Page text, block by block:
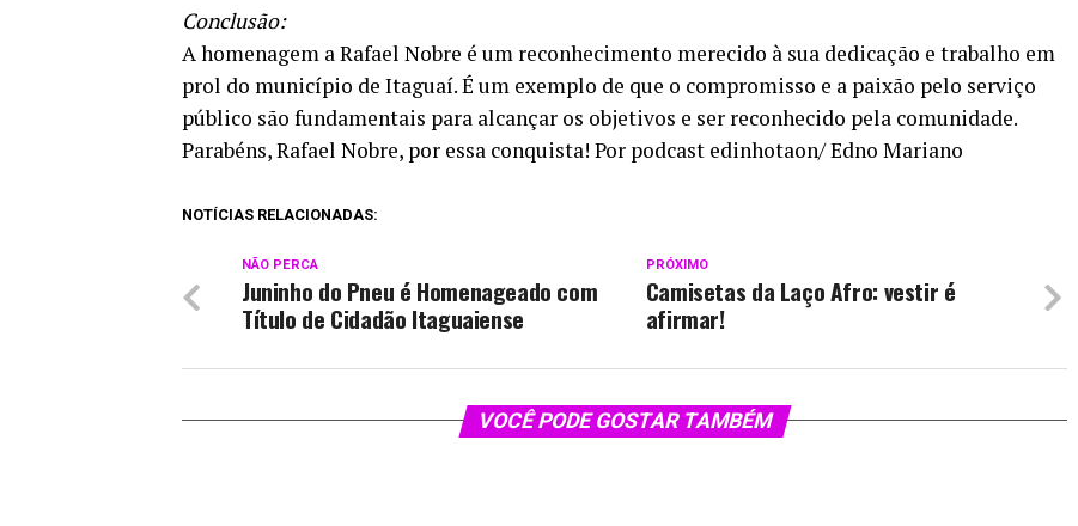
Conclusão:
A homenagem a Rafael Nobre é um reconhecimento merecido à sua dedicação e trabalho em
prol do município de Itaguaí. É um exemplo de que o compromisso e a paixão pelo serviço
público são fundamentais para alcançar os objetivos e ser reconhecido pela comunidade.
Parabéns, Rafael Nobre, por essa conquista! Por podcast edinhotaon/ Edno Mariano
NOTÍCIAS RELACIONADAS:
PRÓXIMO
Camisetas da Laço Afro: vestir é
afirmar!
NÃO PERCA
Juninho do Pneu é Homenageado com
Título de Cidadão Itaguaiense
VOCÊ PODE GOSTAR TAMBÉM